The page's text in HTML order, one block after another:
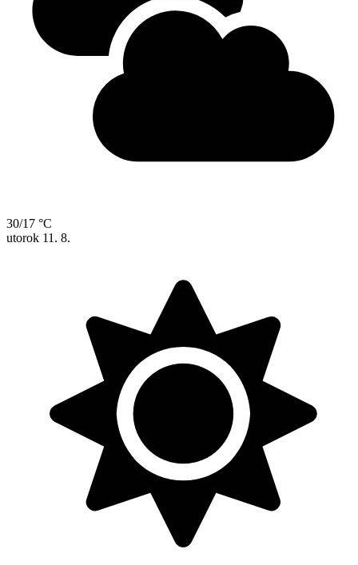
30/17 °C
utorok 11. 8.